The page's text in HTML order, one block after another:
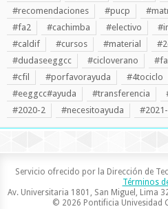
#recomendaciones
#pucp
#fa2
#cachimba #electivo
#caldif
#cursos #material
#dudaseeggcc
#cicloverano
#cfil
#porfavorayuda #4tociclo
#eeggcc#ayuda
#transferencia
#2020-2
#necesitoayuda
Servicio ofrecido por la Dirección de
Términos
Av. Universitaria 1801, San Miguel, Lima
© 2026 Pontificia Univesidad